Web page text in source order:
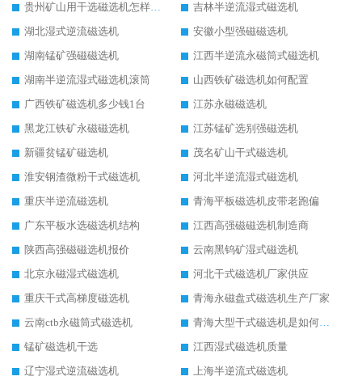
贵州矿山用干选磁选机怎样调磁
吉林半逆流湿式磁选机
湖北湿式逆流磁选机
安徽小型强磁磁选机
湖南锰矿强磁磁选机
江西半逆流永磁筒式磁选机
湖南半逆流湿式磁选机滚筒
山西铁矿磁选机如何配置
广西铁矿磁选机多少钱1台
江苏永磁磁选机
黑龙江铁矿永磁磁选机
江苏锰矿选别强磁选机
新疆贫锰矿磁选机
茂名矿山干式磁选机
淮安钢渣微粉干式磁选机
河北半逆流湿式磁选机
重庆半逆流磁选机
青海平板磁选机皮带老跑偏
广东平板水选磁选机结构
江西高强磁磁选机制造商
陕西高强磁磁选机报价
云南黑钨矿湿式磁选机
北京永磁湿式磁选机
河北干式磁选机厂家供应
重庆干式高梯度磁选机
青海永磁盘式磁选机生产厂家
云南ctb永磁筒式磁选机
青海大型干式磁选机是如何选矿的
锰矿磁选机干选
江西湿式磁选机质量
辽宁湿式逆流磁选机
上海半逆流式磁选机